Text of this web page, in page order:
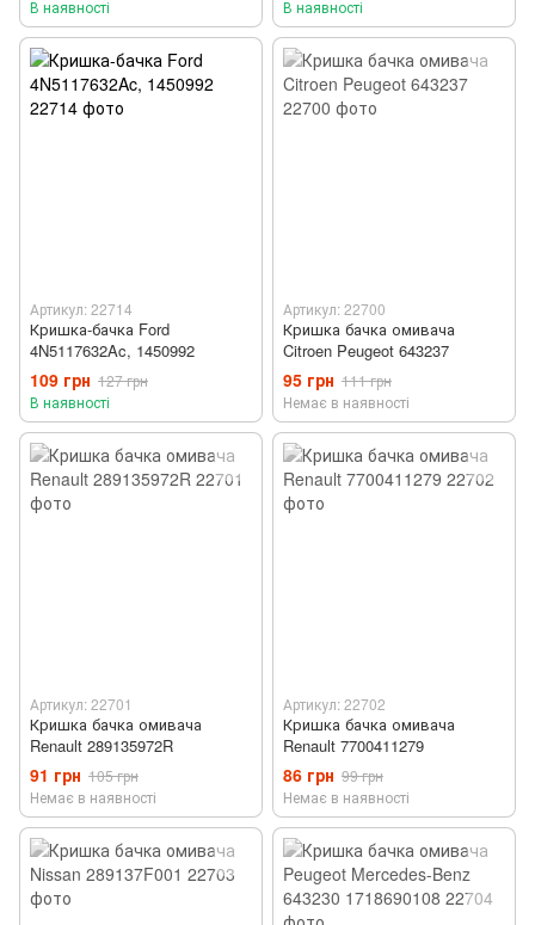
В наявності
В наявності
Артикул: 22714
Кришка-бачка Ford
4N5117632Ac, 1450992
109 грн 127 грн
В наявності
Артикул: 22700
Кришка бачка омивача
Citroen Peugeot 643237
95 грн 111 грн
Немає в наявності
Артикул: 22701
Кришка бачка омивача
Renault 289135972R
91 грн 105 грн
Немає в наявності
Артикул: 22702
Кришка бачка омивача
Renault 7700411279
86 грн 99 грн
Немає в наявності